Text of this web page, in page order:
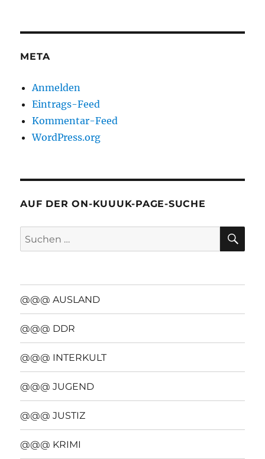
META
Anmelden
Eintrags-Feed
Kommentar-Feed
WordPress.org
AUF DER ON-KUUUK-PAGE-SUCHE
Suchen
nach:
@@@ AUSLAND
@@@ DDR
@@@ INTERKULT
@@@ JUGEND
@@@ JUSTIZ
@@@ KRIMI